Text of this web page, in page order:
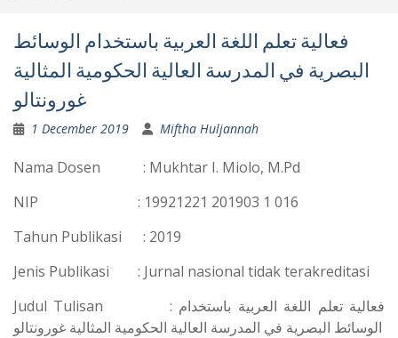
فعالية تعلم اللغة العربية باستخدام الوسائط
البصرية في المدرسة العالية الحكومية المثالية
غورونتالو
1 December 2019 Miftha Huljannah
Nama Dosen : Mukhtar I. Miolo, M.Pd
NIP : 19921221 201903 1 016
Tahun Publikasi : 2019
Jenis Publikasi : Jurnal nasional tidak terakreditasi
Judul Tulisan : فعالية تعلم اللغة العربية باستخدام
الوسائط البصرية في المدرسة العالية الحكومية المثالية غورونتالو